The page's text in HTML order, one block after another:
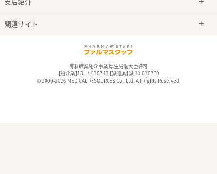
関連サイト
有料職業紹介事業 厚生労働大臣許可
【紹介業】13-ユ-010743 【派遣業】派 13-010770
© 2000-2026 MEDICAL RESOURCES Co., Ltd. All Rights Reserved.